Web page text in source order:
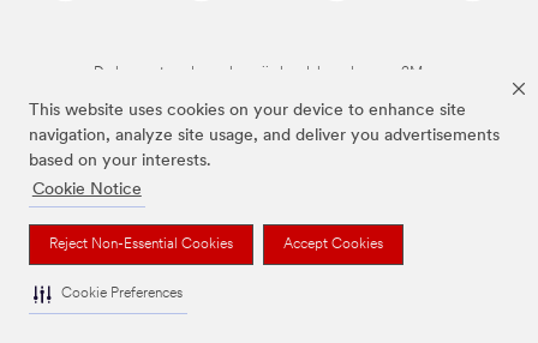
This website uses cookies on your device to enhance site
navigation, analyze site usage, and deliver you advertisements
based on your interests.
Cookie Notice
Reject Non-Essential Cookies Accept Cookies
Cookie Preferences
De bovenstaande merken zijn handelsmerken van 3M.we